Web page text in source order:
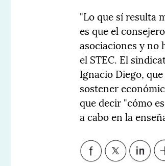
"Lo que sí resulta
es que el
asociaciones y no
el STEC. El
Ignacio Diego,
sostener
que decir "cómo
a cabo en la